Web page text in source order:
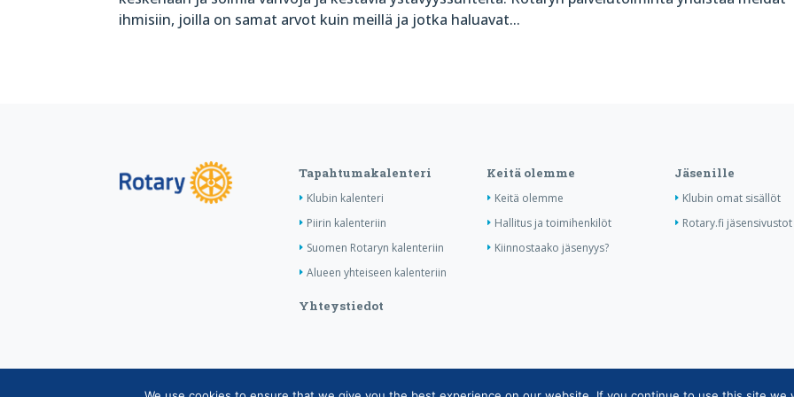
ihmisiin, joilla on samat arvot kuin meillä ja jotka haluavat...
Tapahtumakalenteri
Klubin kalenteri
Piirin kalenteriin
Suomen Rotaryn kalenteriin
Alueen yhteiseen kalenteriin
Keitä olemme
Keitä olemme
Hallitus ja toimihenkilöt
Kiinnostaako jäsenyys?
Jäsenille
Klubin omat sisällöt
Rotary.fi jäsensivustot
Yhteystiedot